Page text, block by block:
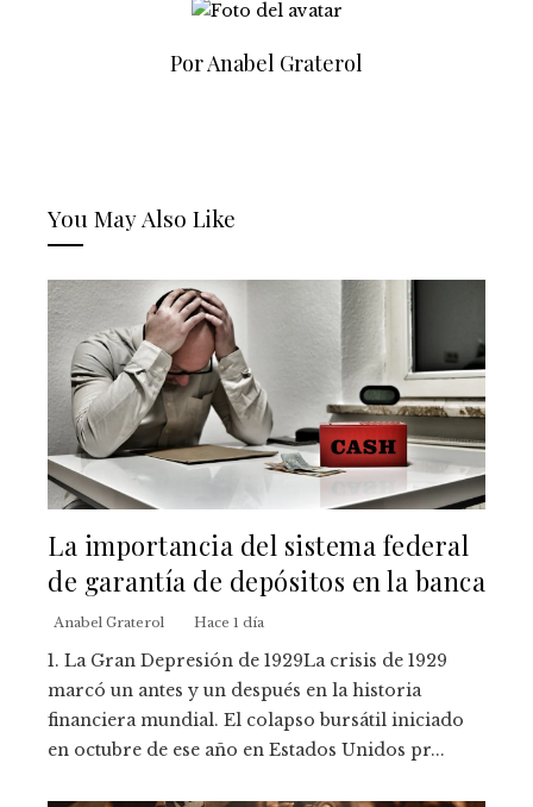
Por Anabel Graterol
You May Also Like
La importancia del sistema federal
de garantía de depósitos en la banca
Anabel Graterol Hace 1 día
1. La Gran Depresión de 1929La crisis de 1929
marcó un antes y un después en la historia
financiera mundial. El colapso bursátil iniciado
en octubre de ese año en Estados Unidos pr...